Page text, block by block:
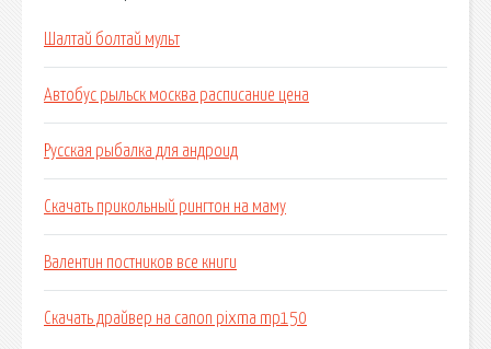
Шалтай болтай мульт
Автобус рыльск москва расписание цена
Русская рыбалка для андроид
Скачать прикольный рингтон на маму
Валентин постников все книги
Скачать драйвер на canon pixma mp150